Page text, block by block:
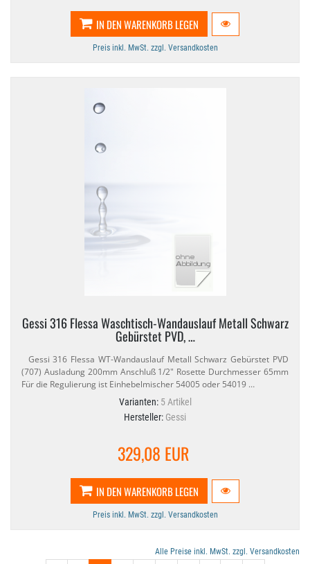
IN DEN WARENKORB LEGEN
Preis inkl. MwSt. zzgl. Versandkosten
Gessi 316 Flessa Waschtisch-​Wandauslauf Metall Schwarz
Gebürstet PVD, …
Gessi 316 Flessa WT-​Wandauslauf Metall Schwarz Gebürstet PVD
(707) Ausladung 200mm Anschluß 1/​2" Rosette Durchmesser 65mm
Für die Regulierung ist Einhebelmischer 54005 oder 54019 …
Varianten: 5 Artikel
Hersteller: Gessi
329,08 EUR
IN DEN WARENKORB LEGEN
Preis inkl. MwSt. zzgl. Versandkosten
Alle Preise inkl. MwSt. zzgl. Versandkosten